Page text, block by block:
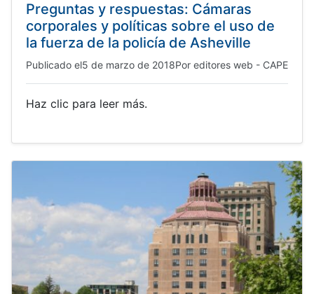
Preguntas y respuestas: Cámaras
corporales y políticas sobre el uso de
la fuerza de la policía de Asheville
Publicado el5 de marzo de 2018Por editores web - CAPE
Haz clic para leer más.